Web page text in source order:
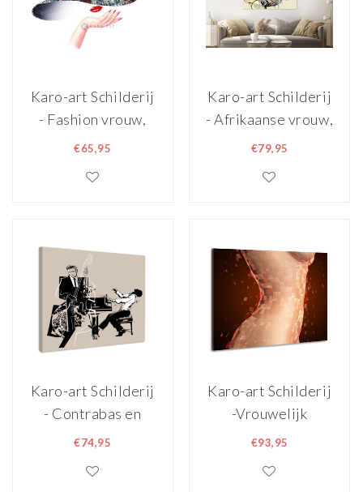
Karo-art Schilderij
- Fashion vrouw,
Multikleur , 2
print, print op
€65,95
Karo-art Schilderij
- Afrikaanse vrouw,
120x80cm, 3 luik,
€79,95
Karo-art Schilderij
- Contrabas en
piano speler, jazz,
€74,95
Karo-art Schilderij
-Vrouwelijk
lichaam in blokken ,
premium print,
€93,95